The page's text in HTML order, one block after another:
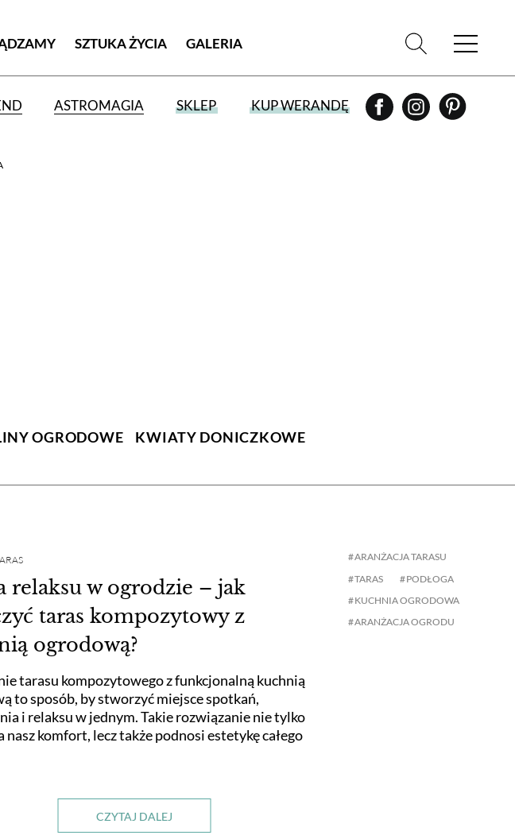
SZTUKA ŻYCIA GALERIA
ASTROMAGIA SKLEP KUP WERANDĘ
OGRODOWE KWIATY DONICZKOWE
relaksu w ogrodzie – jak
taras kompozytowy z
ogrodową?
tarasu kompozytowego z funkcjonalną kuchnią
to sposób, by stworzyć miejsce spotkań,
i relaksu w jednym. Takie rozwiązanie nie tylko
nasz komfort, lecz także podnosi estetykę całego
CZYTAJ DALEJ
ARANŻACJA TARASU
TARAS
PODŁOGA
KUCHNIA OGRODOWA
ARANŻACJA OGRODU